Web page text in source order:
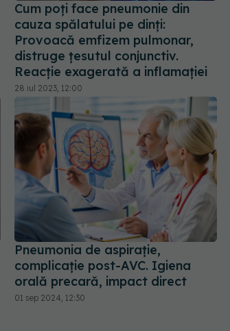
Cum poți face pneumonie din
cauza spălatului pe dinți:
Provoacă emfizem pulmonar,
distruge țesutul conjunctiv.
Reacție exagerată a inflamației
28 iul 2023, 12:00
Pneumonia de aspirație,
complicație post-AVC. Igiena
orală precară, impact direct
01 sep 2024, 12:30